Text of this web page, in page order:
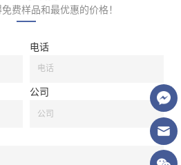
费样品和最优惠的价格！
电话
公司